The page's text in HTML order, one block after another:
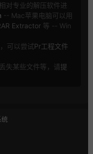
对专业的解压软件进
-- Mac苹果电脑可以用
Extractor 等 -- Win
可以尝试Pr工程文件
失某些文件等，请提